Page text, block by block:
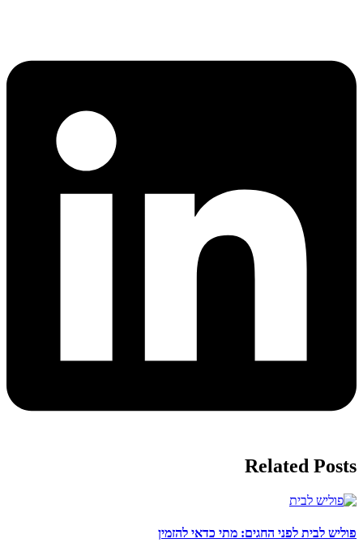
Related Posts
פוליש לבית לפני החגים: מתי כדאי להזמין